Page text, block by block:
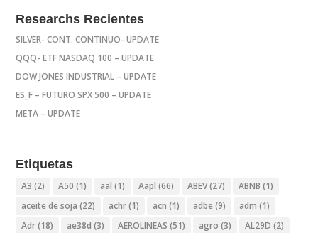
Researchs Recientes
SILVER- CONT. CONTINUO- UPDATE
QQQ- ETF NASDAQ 100 – UPDATE
DOW JONES INDUSTRIAL – UPDATE
ES_F – FUTURO SPX 500 – UPDATE
META – UPDATE
Etiquetas
A3 (2) A50 (1) aal (1) Aapl (66) ABEV(27) ABNB (1)
aceite de soja (22) achr(1) acn (1) adbe (9) adm (1)
Adr(18) ae38d (3) AEROLINEAS (51) agro (3) AL29D (2)